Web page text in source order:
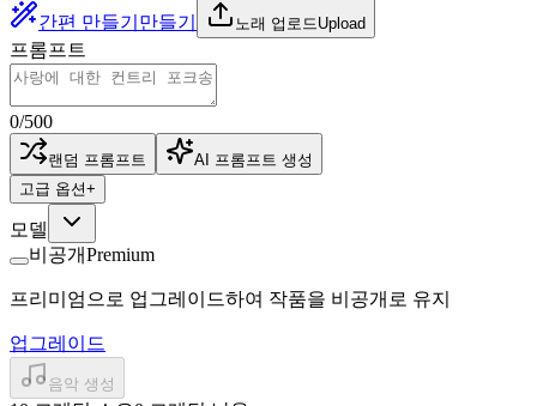
간편 만들기 만들기 노래 업로드Upload
프롬프트
0/500
랜덤 프롬프트
AI 프롬프트 생성
고급 옵션+
모델
비공개Premium
프리미엄으로 업그레이드하여 작품을 비공개로 유지
업그레이드
음악 생성